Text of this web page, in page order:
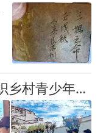
西藏恰普村驻村工作队组织乡村青少年暑期“嘉年华”研学活动